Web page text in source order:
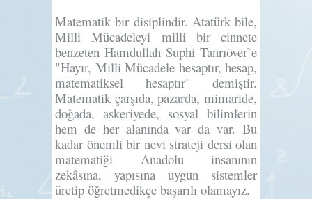
Matematik bir disiplindir. Atatürk bile,
Milli Mücadeleyi milli bir cinnete
benzeten Hamdullah Suphi Tanrıöver`e
"Hayır, Milli Mücadele hesaptır, hesap,
matematiksel hesaptır" demiştir.
Matematik çarşıda, pazarda, mimaride,
doğada, askeriyede, sosyal bilimlerin
hem de her alanında var da var. Bu
kadar önemli bir nevi strateji dersi olan
matematiği Anadolu insanının
zekâsına, yapısına uygun sistemler
üretip öğretmedikçe başarılı olamayız.